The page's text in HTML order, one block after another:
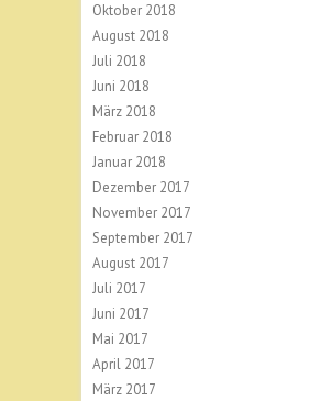
Oktober 2018
August 2018
Juli 2018
Juni 2018
März 2018
Februar 2018
Januar 2018
Dezember 2017
November 2017
September 2017
August 2017
Juli 2017
Juni 2017
Mai 2017
April 2017
März 2017